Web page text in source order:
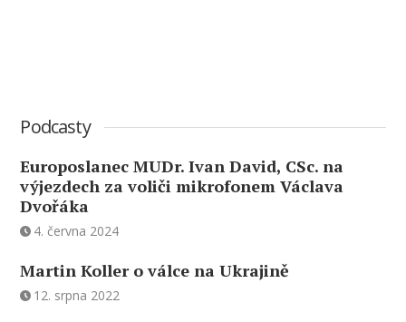
Podcasty
Europoslanec MUDr. Ivan David, CSc. na
výjezdech za voliči mikrofonem Václava
Dvořáka
4. června 2024
Martin Koller o válce na Ukrajině
12. srpna 2022